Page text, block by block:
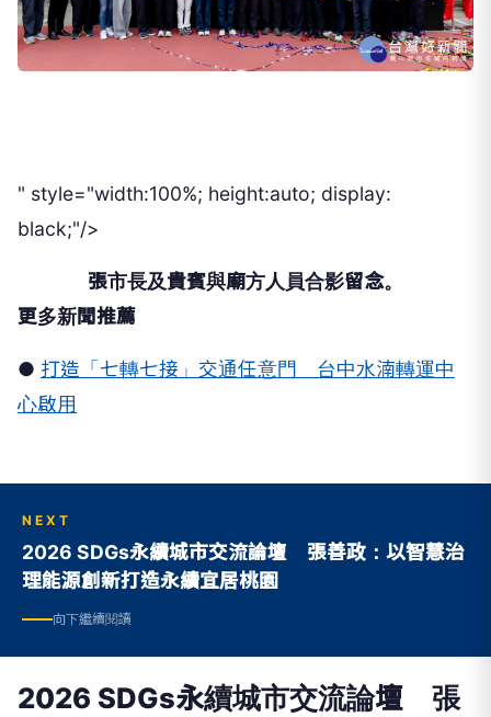
" style="width:100%; height:auto; display:
black;"/>
張市長及貴賓與廟方人員合影留念。
更多新聞推薦
● 打造「七轉七接」交通任意門 台中水湳轉運中
心啟用
NEXT
2026 SDGs永續城市交流論壇 張善政：以智慧治
理能源創新打造永續宜居桃園
向下繼續閱讀
2026 SDGs永續城市交流論壇 張